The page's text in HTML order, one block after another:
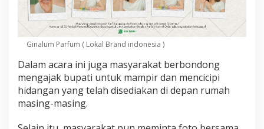
a
t
M
o
o
n
g
k
a
Ginalum Parfum ( Lokal Brand indonesia )
Dalam acara ini juga masyarakat berbondong
mengajak bupati untuk mampir dan mencicipi
hidangan yang telah disediakan di depan rumah
masing-masing.